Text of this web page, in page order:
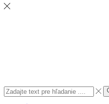
Search
input